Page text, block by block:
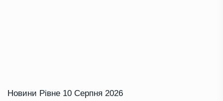
Новини Рівне 10 Серпня 2026